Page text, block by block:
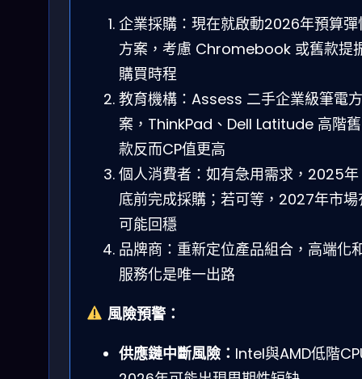
企業採購：現在就啟動2026年預算彈
方案，考慮 Chromebook 或舊款提
購買時程
教育機構：Assess 二手企業級筆電方
案，ThinkPad、Dell Latitude 高階舊
款反而CP值更高
個人消費者：如有急用需求，2025年
底前完成採購；若可等，2027年市場
可能回穩
品牌商：重新定位產品組合，高端化
服務化是唯一出路
風險預警：
供應鏈中斷風險： Intel與AMD低階